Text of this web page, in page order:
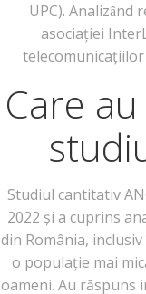
UPC).
asociației
Care
Studiul cantitativ
2022 și a cuprins
din România,
o populație mai
oameni. Au răspuns